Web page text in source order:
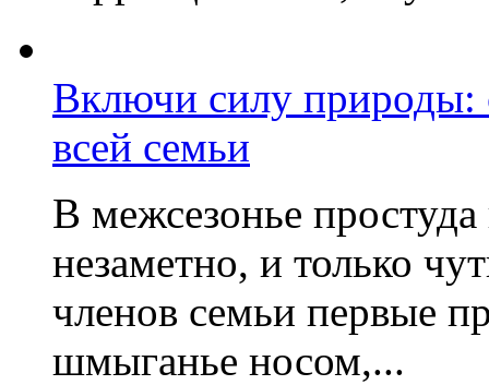
Включи силу
всей семьи
В межсезонье
незаметно, и только
членов семьи первые
шмыганье носом,...